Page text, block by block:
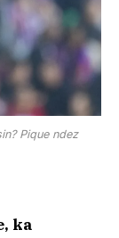
Pique ndez
ka